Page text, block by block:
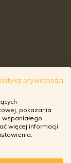
prywatności
pokazania
więcej informacji